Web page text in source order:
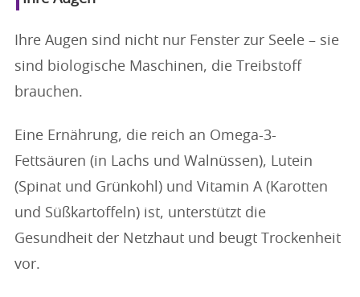
Ihre Augen sind nicht nur Fenster zur Seele – sie
sind biologische Maschinen, die Treibstoff
brauchen.
Eine Ernährung, die reich an Omega-3-
Fettsäuren (in Lachs und Walnüssen), Lutein
(Spinat und Grünkohl) und Vitamin A (Karotten
und Süßkartoffeln) ist, unterstützt die
Gesundheit der Netzhaut und beugt Trockenheit
vor.